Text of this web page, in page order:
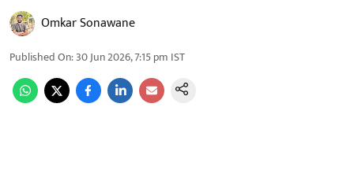
Omkar Sonawane
Published On:30 Jun 2026, 7:15 pm IST